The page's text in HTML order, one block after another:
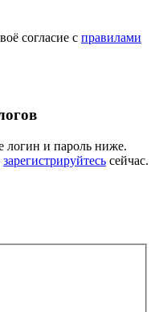
согласие с правилами
логин и пароль ниже.
зарегистрируйтесь сейчас.